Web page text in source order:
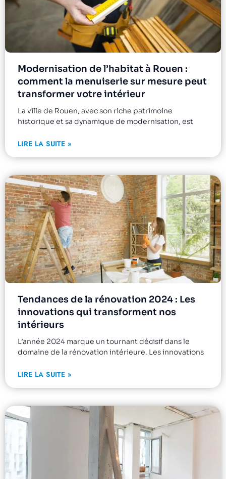
Modernisation de l’habitat à Rouen :
comment la menuiserie sur mesure peut
transformer votre intérieur
La ville de Rouen, avec son riche patrimoine
historique et sa dynamique de modernisation, est
LIRE LA SUITE »
Tendances de la rénovation 2024 : Les
innovations qui transforment nos
intérieurs
L’année 2024 marque un tournant décisif dans le
domaine de la rénovation intérieure. Les innovations
LIRE LA SUITE »